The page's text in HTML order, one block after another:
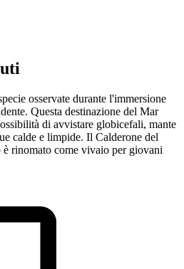
osservate durante l'immersione
Questa destinazione del Mar
di avvistare globicefali, mante
calde e limpide. Il Calderone del
rinomato come vivaio per giovani